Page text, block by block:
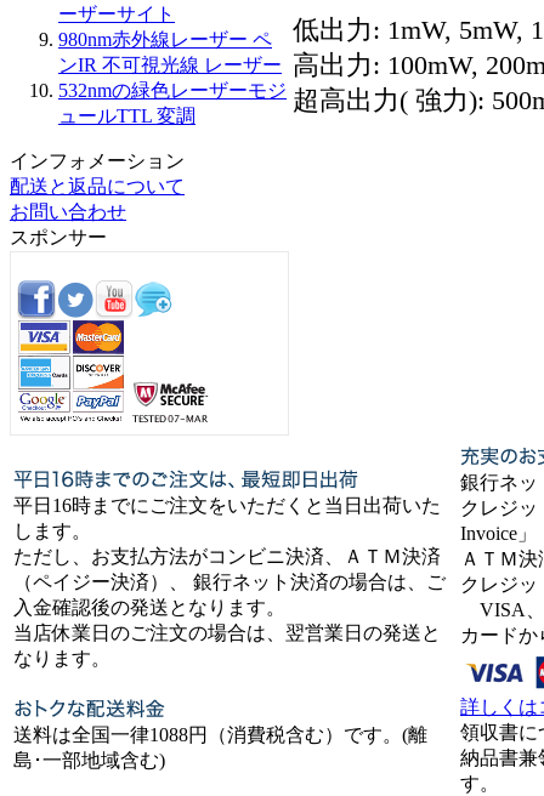
ーザーサイト
980nm赤外線レーザー ペ
ンIR 不可視光線 レーザー
532nmの緑色レーザーモジ
ュールTTL 変調
インフォメーション
配送と返品について
お問い合わせ
スポンサー
低出力: 1mW, 5mW,
高出力: 100mW,
超高出力( 強力):
平日16時までにご注文をいただくと当日出荷いた
します。
ただし、お支払方法がコンビニ決済、ＡＴＭ決済
（ペイジー決済）、 銀行ネット決済の場合は、ご
入金確認後の発送となります。
当店休業日のご注文の場合は、翌営業日の発送と
なります。
送料は全国一律1088円（消費税含む）です。(離
島･一部地域含む)
銀行ネッ
クレジッ
Invoice」
ＡＴＭ
クレジッ
VISA、
カード
詳しくは
領収書に
納品書兼
す。